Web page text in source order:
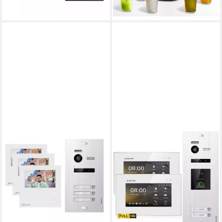
lieferbar - in 2-3 Werktagen bei dir